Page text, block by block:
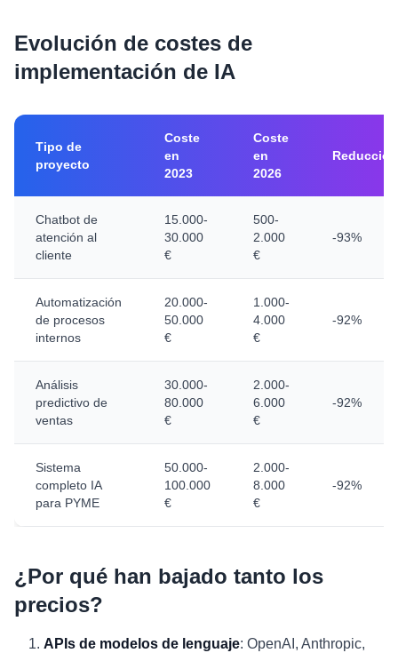
Evolución de costes de
implementación de IA
Tipo de
proyecto
Coste
en
2023
Coste
en
2026
Reducción
Chatbot de
atención al
cliente
15.000-
30.000
€
500-
2.000
€
-93%
Automatización
de procesos
internos
20.000-
50.000
€
1.000-
4.000
€
-92%
Análisis
predictivo de
ventas
30.000-
80.000
€
2.000-
6.000
€
-92%
Sistema
completo IA
para PYME
50.000-
100.000
€
2.000-
8.000
€
-92%
¿Por qué han bajado tanto los
precios?
APIs de modelos de lenguaje: OpenAI, Anthropic,